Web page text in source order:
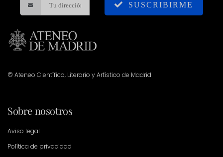
SUSCRIBIRME
© Ateneo Científico, Literario y Artístico de Madrid
Sobre nosotros
Aviso legal
Política de privacidad